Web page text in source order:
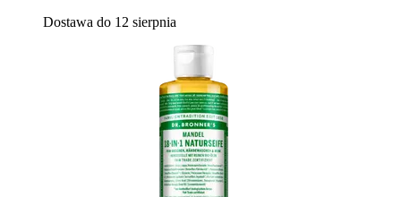
Dostawa do 12 sierpnia